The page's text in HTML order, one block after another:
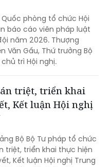
năm 2026. Thượng
Văn Gấu, Thứ trưởng Bộ
trì Hội nghị.
triệt, triển khai
Bộ Bộ Tư pháp tổ chức
triệt, triển khai thực hiện
Kết luận Hội nghị Trung
gắn với chức năng,
Bộ, ngành Tư pháp.